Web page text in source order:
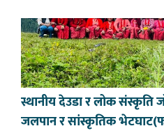
स्थानीय देउडा र लोक संस्कृति
जलपान र सांस्कृतिक